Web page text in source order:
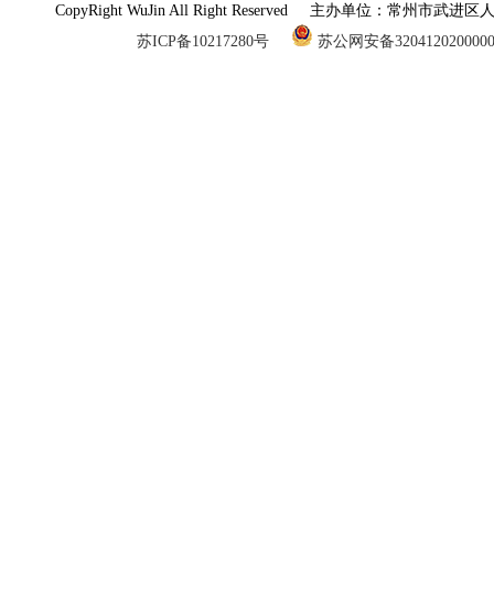
CopyRight WuJin All Right Reserved 主办单位：常州市武进
苏ICP备10217280号
苏公网安备